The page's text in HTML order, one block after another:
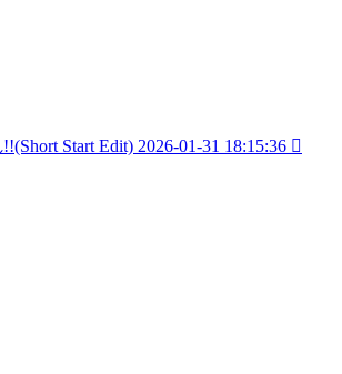
Start Edit) 2026-01-31 18:15:36 